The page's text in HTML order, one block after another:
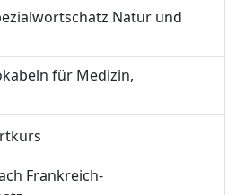
Natur und
für Medizin,
Frankreich-